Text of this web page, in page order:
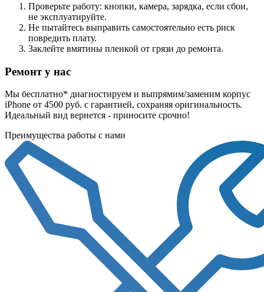
Проверьте работу: кнопки, камера, зарядка, если сбои,
не эксплуатируйте.
Не пытайтесь выправить самостоятельно есть риск
повредить плату.
Заклейте вмятины пленкой от грязи до ремонта.
Ремонт у нас
Мы бесплатно* диагностируем и выпрямим/заменим корпус
iPhone от 4500 руб. с гарантией, сохраняя оригинальность.
Идеальный вид вернется - приносите срочно!
Преимущества работы с нами